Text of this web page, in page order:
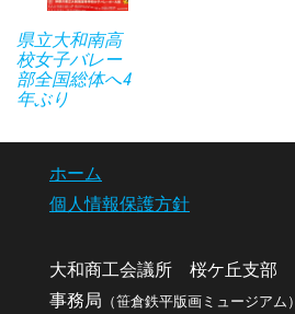
県立大和南高
校女子バレー
部全国総体へ4
年ぶり
ホーム
個人情報保護方針
大和商工会議所 桜ケ丘支部
事務局 （笹倉鉄平版画ミュージアム）